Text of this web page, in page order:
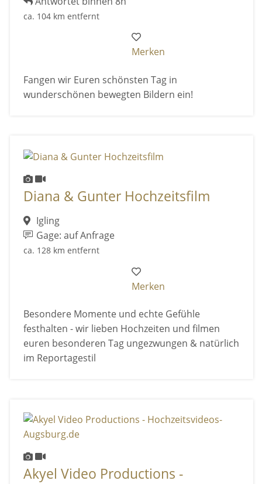
ca. 104 km entfernt
Merken
Fangen wir Euren schönsten Tag in
wunderschönen bewegten Bildern ein!
Diana & Gunter Hochzeitsfilm
Igling
Gage: auf Anfrage
ca. 128 km entfernt
Merken
Besondere Momente und echte Gefühle
festhalten - wir lieben Hochzeiten und filmen
euren besonderen Tag ungezwungen & natürlich
im Reportagestil
Akyel Video Productions -